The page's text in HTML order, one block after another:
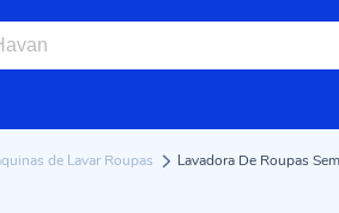
de Lavar Roupas Lavadora De Roupas